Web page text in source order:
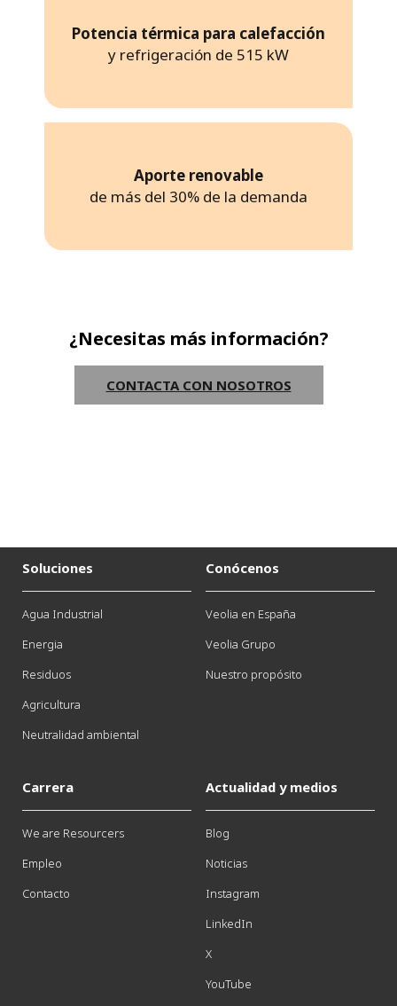
Potencia térmica para calefacción
y refrigeración de 515 kW
Aporte renovable
de más del 30% de la demanda
¿Necesitas más información?
CONTACTA CON NOSOTROS
Soluciones
Agua Industrial
Energia
Residuos
Agricultura
Neutralidad ambiental
Conócenos
Veolia en España
Veolia Grupo
Nuestro propósito
Carrera
We are Resourcers
Empleo
Contacto
Actualidad y medios
Blog
Noticias
Instagram
LinkedIn
X
YouTube